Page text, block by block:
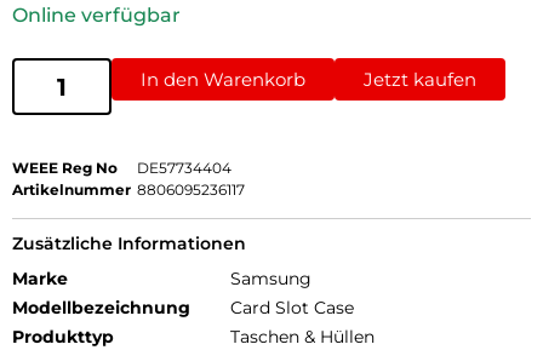
Online verfügbar
In den Warenkorb Jetzt kaufen
WEEE Reg No
DE57734404
Artikelnummer 8806095236117
Zusätzliche Informationen
Marke
Samsung
Modellbezeichnung
Card Slot Case
Produkttyp
Taschen & Hüllen